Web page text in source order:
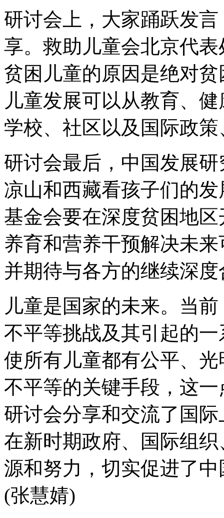
研讨会上，大家踊跃发
享。救助儿童会北京代
贫困儿童的原因是绝对
儿童发展可以从教育、
学校、社区以及国际政
研讨会最后，中国发展
凉山和西藏看孩子们的
基金会要在深度贫困地
养育和营养干预解决未
并期待与各方的继续深度
儿童是国家的未来。当
不平等挑战及其引起的
使所有儿童都有公平、
不平等的关键手段，这
研讨会分享和交流了国
在新时期政府、国际组
源和努力，切实促进了
(张慧婧)